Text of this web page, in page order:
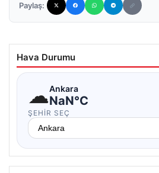
Paylaş:
Hava Durumu
☁Ankara
NaN°C
ŞEHIR SEÇ